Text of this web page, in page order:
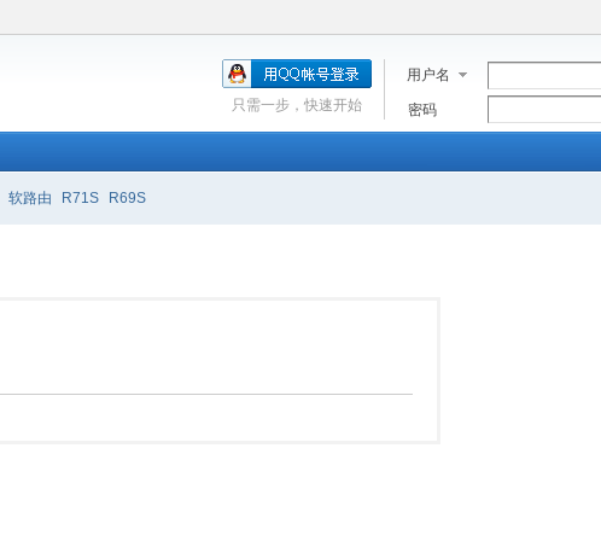
用户名
密码
只需一步，快速开始
软路由 R71S R69S